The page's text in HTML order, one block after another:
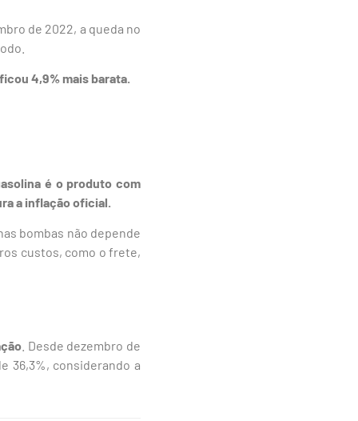
de 2022, a queda no
4,9% mais barata.
é o produto com
a inflação oficial.
bombas não depende
custos, como o frete,
. Desde dezembro de
36,3%, considerando a